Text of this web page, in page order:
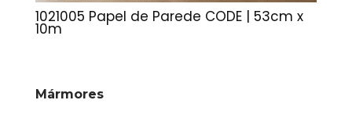
1021005 Papel de Parede CODE | 53cm x
10m
Mármores